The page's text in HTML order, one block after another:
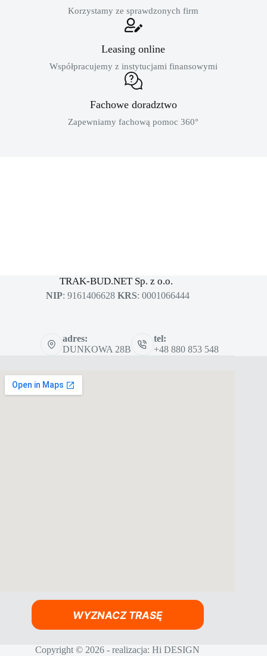
Korzystamy ze sprawdzonych firm
Leasing online
Współpracujemy z instytucjami finansowymi
Fachowe doradztwo
Zapewniamy fachową pomoc 360°
TRAK-BUD.NET Sp. z o.o.
NIP: 9161406628 KRS: 0001066444
adres:
DUNKOWA 28B
tel:
+48 880 853 548
WYZNACZ TRASĘ
Copyright © 2026 - realizacja:Hi DESIGN